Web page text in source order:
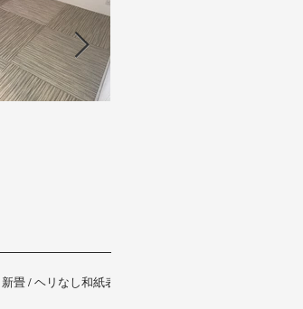
新畳 / ヘリなし和紙表